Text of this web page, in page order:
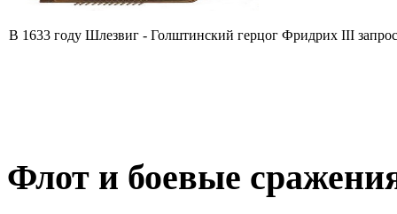
В 1633 году Шлезвиг - Голштинский герцог Фридрих III
Флот и боевые